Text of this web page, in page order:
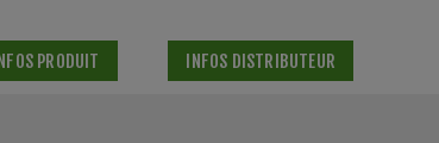
PRODUIT INFOS DISTRIBUTEUR